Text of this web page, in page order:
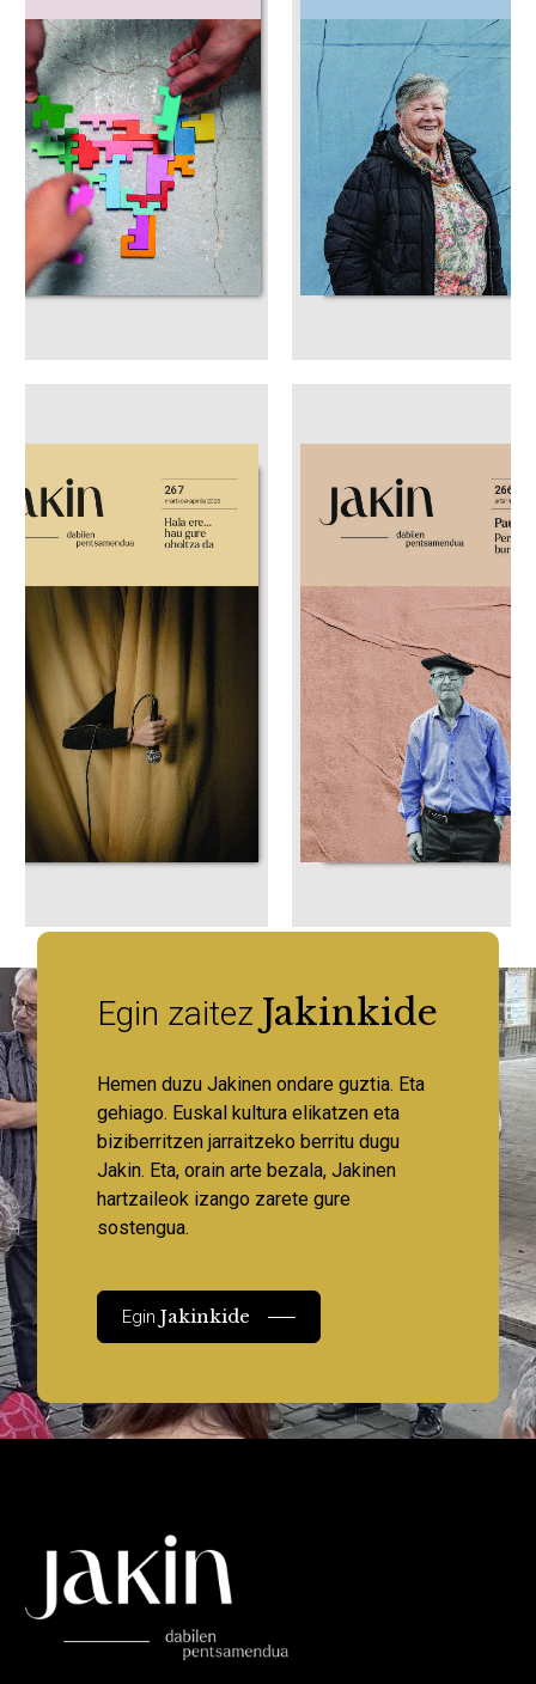
Egin zaitez Jakinkide
Hemen duzu Jakinen ondare guztia. Eta
gehiago. Euskal kultura elikatzen eta
biziberritzen jarraitzeko berritu dugu
Jakin. Eta, orain arte bezala, Jakinen
hartzaileok izango zarete gure
sostengua.
EginJakinkide